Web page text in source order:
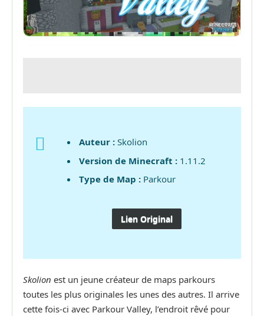
Auteur : Skolion
Version de Minecraft : 1.11.2
Type de Map : Parkour
Lien Original
Skolion est un jeune créateur de maps parkours
toutes les plus originales les unes des autres. Il arrive
cette fois-ci avec Parkour Valley, l’endroit rêvé pour